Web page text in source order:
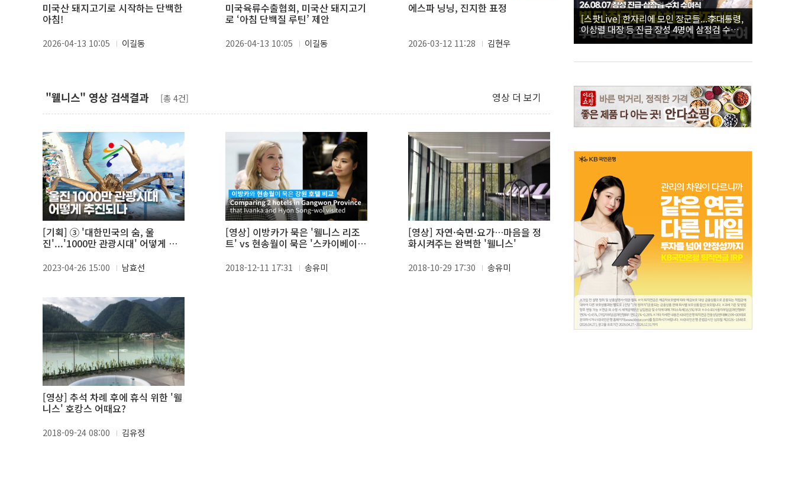
미국산 돼지고기로 시작하는 단백한
아침!
2026-04-13 10:05 이길동
미국육류수출협회, 미국산 돼지고기
로 ‘아침 단백질 루틴’ 제안
2026-04-13 10:05 이길동
에스파 닝닝, 진지한 표정
2026-03-12 11:28 김현우
"웰니스" 영상 검색결과 [총 4건] 영상 더 보기
[기획] ③ '대한민국의 숨, 울
진'...'1000만 관광시대' 어떻게 추
2023-04-26 15:00 남효선
[영상] 이방카가 묵은 '웰니스 리조
트' vs 현송월이 묵은 '스카이베이
2018-12-11 17:31 송유미
[영상] 자연·숙면·요가…마음을 정
화시켜주는 완벽한 '웰니스'
2018-10-29 17:30 송유미
[영상] 추석 차례 후에 휴식 위한 '웰
니스' 호캉스 어때요?
2018-09-24 08:00 김유정
[스팟Live] 한자리에 모인 장군들...李대통령,
이상렬 대장 등 진급 장성 4명에 삼정검 수치
직접 수여｜26.08.07 장성 진급·삼정검 수치